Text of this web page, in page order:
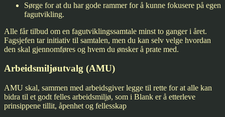
Sørge for at du har gode rammer for å kunne fokusere på egen
fagutvikling.
Alle får tilbud om en fagutviklingssamtale minst to ganger i året.
Fagsjefen tar initiativ til samtalen, men du kan selv velge hvordan
den skal gjennomføres og hvem du ønsker å prate med.
Arbeidsmiljøutvalg (AMU)
AMU skal, sammen med arbeidsgiver legge til rette for at alle kan
bidra til et godt felles arbeidsmiljø, som i Blank er å etterleve
prinsippene tillit, åpenhet og fellesskap